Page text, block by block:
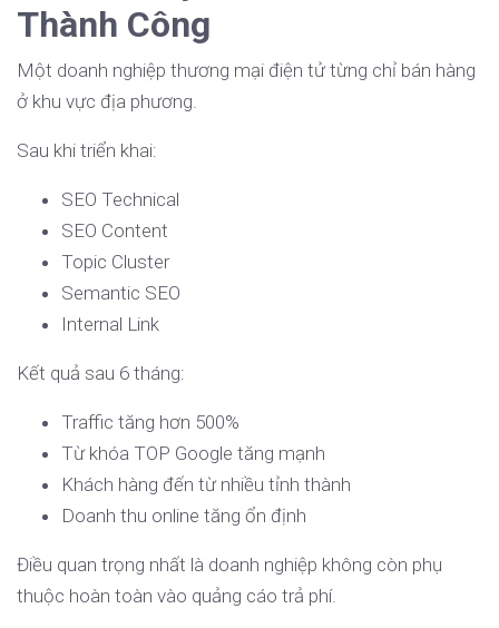
Thành Công
Một doanh nghiệp thương mại điện tử từng chỉ bán hàng
ở khu vực địa phương.
Sau khi triển khai:
SEO Technical
SEO Content
Topic Cluster
Semantic SEO
Internal Link
Kết quả sau 6 tháng:
Traffic tăng hơn 500%
Từ khóa TOP Google tăng mạnh
Khách hàng đến từ nhiều tỉnh thành
Doanh thu online tăng ổn định
Điều quan trọng nhất là doanh nghiệp không còn phụ
thuộc hoàn toàn vào quảng cáo trả phí.